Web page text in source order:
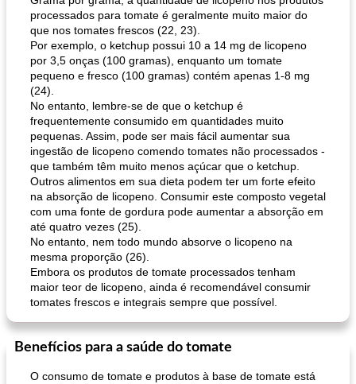
processados ​​para tomate é geralmente muito maior do
que nos tomates frescos (22, 23).
Por exemplo, o ketchup possui 10 a 14 mg de licopeno
por 3,5 onças (100 gramas), enquanto um tomate
pequeno e fresco (100 gramas) contém apenas 1-8 mg
(24).
No entanto, lembre-se de que o ketchup é
frequentemente consumido em quantidades muito
pequenas. Assim, pode ser mais fácil aumentar sua
ingestão de licopeno comendo tomates não processados ​​-
que também têm muito menos açúcar que o ketchup.
Outros alimentos em sua dieta podem ter um forte efeito
na absorção de licopeno. Consumir este composto vegetal
com uma fonte de gordura pode aumentar a absorção em
até quatro vezes (25).
No entanto, nem todo mundo absorve o licopeno na
mesma proporção (26).
Embora os produtos de tomate processados ​​tenham
maior teor de licopeno, ainda é recomendável consumir
tomates frescos e integrais sempre que possível.
Benefícios para a saúde do tomate
O consumo de tomate e produtos à base de tomate está